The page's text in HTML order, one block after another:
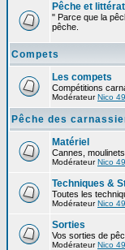
Pêche et
" Parce que la
pêche.
Compets
Les compets
Compétitions
ModérateurNico 49
Pêche des
Matériel
Cannes,
ModérateurNico 49
Techniques &
Toutes les
ModérateurNico 49
Sorties
Vos sorties de
ModérateurNico 49